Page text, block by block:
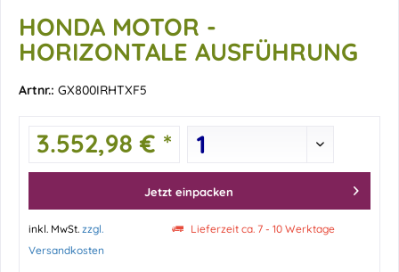
HONDA MOTOR -
HORIZONTALE AUSFÜHRUNG
Artnr.: GX800IRHTXF5
3.552,98 € *
Jetzt einpacken
inkl. MwSt. zzgl.
Versandkosten
Lieferzeit ca. 7 - 10 Werktage